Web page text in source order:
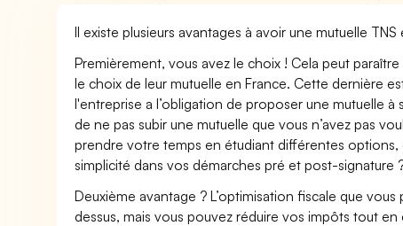
Il existe plusieurs avantages à avoir une mutuelle
Premièrement, vous avez le choix ! Cela peut
le choix de leur mutuelle en France. Cette dernière
l'entreprise a l’obligation de proposer une mutuelle à
de ne pas subir une mutuelle que vous n’avez pas
prendre votre temps en étudiant différentes
simplicité dans vos démarches pré et post-signature
Deuxième avantage ? L’optimisation fiscale que
dessus, mais vous pouvez réduire vos impôts tout